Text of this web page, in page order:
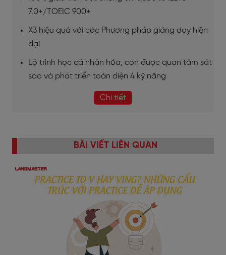
7.0+/TOEIC 900+
X3 hiệu quả với các Phương pháp giảng dạy hiện
đại
Lộ trình học cá nhân hóa, con được quan tâm sát
sao và phát triển toàn diện 4 kỹ năng
Chi tiết
BÀI VIẾT LIÊN QUAN